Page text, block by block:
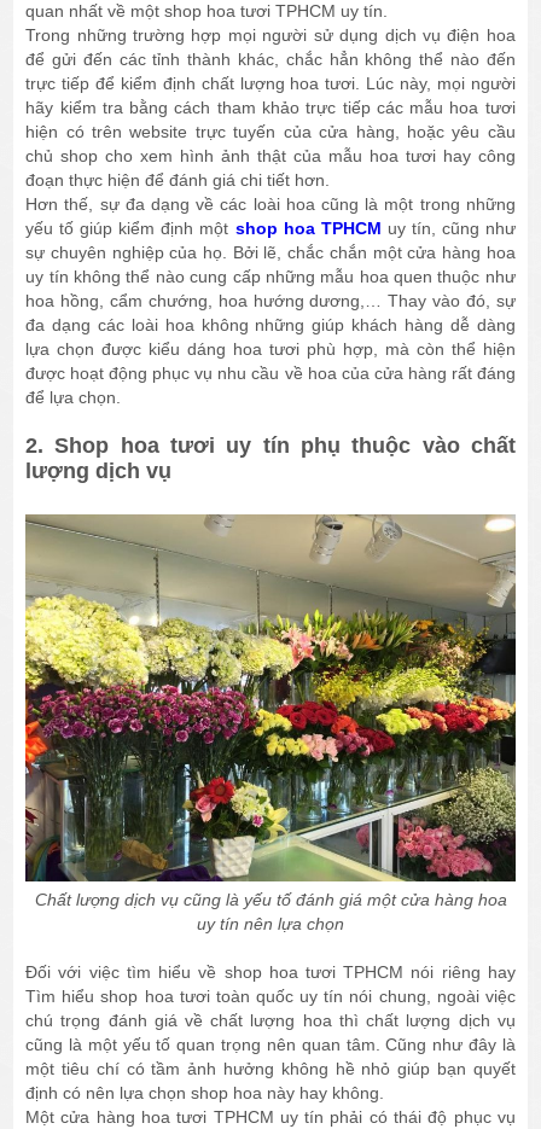
quan nhất về một shop hoa tươi TPHCM uy tín.
Trong những trường hợp mọi người sử dụng dịch vụ điện hoa
để gửi đến các tỉnh thành khác, chắc hẳn không thể nào đến
trực tiếp để kiểm định chất lượng hoa tươi. Lúc này, mọi người
hãy kiểm tra bằng cách tham khảo trực tiếp các mẫu hoa tươi
hiện có trên website trực tuyến của cửa hàng, hoặc yêu cầu
chủ shop cho xem hình ảnh thật của mẫu hoa tươi hay công
đoạn thực hiện để đánh giá chi tiết hơn.
Hơn thế, sự đa dạng về các loài hoa cũng là một trong những
yếu tố giúp kiểm định một shop hoa TPHCM uy tín, cũng như
sự chuyên nghiệp của họ. Bởi lẽ, chắc chắn một cửa hàng hoa
uy tín không thể nào cung cấp những mẫu hoa quen thuộc như
hoa hồng, cẩm chướng, hoa hướng dương,… Thay vào đó, sự
đa dạng các loài hoa không những giúp khách hàng dễ dàng
lựa chọn được kiểu dáng hoa tươi phù hợp, mà còn thể hiện
được hoạt động phục vụ nhu cầu về hoa của cửa hàng rất đáng
để lựa chọn.
2. Shop hoa tươi uy tín phụ thuộc vào chất
lượng dịch vụ
Chất lượng dịch vụ cũng là yếu tố đánh giá một cửa hàng hoa
uy tín nên lựa chọn
Đối với việc tìm hiểu về shop hoa tươi TPHCM nói riêng hay
Tìm hiểu shop hoa tươi toàn quốc uy tín nói chung, ngoài việc
chú trọng đánh giá về chất lượng hoa thì chất lượng dịch vụ
cũng là một yếu tố quan trọng nên quan tâm. Cũng như đây là
một tiêu chí có tầm ảnh hưởng không hề nhỏ giúp bạn quyết
định có nên lựa chọn shop hoa này hay không.
Một cửa hàng hoa tươi TPHCM uy tín phải có thái độ phục vụ